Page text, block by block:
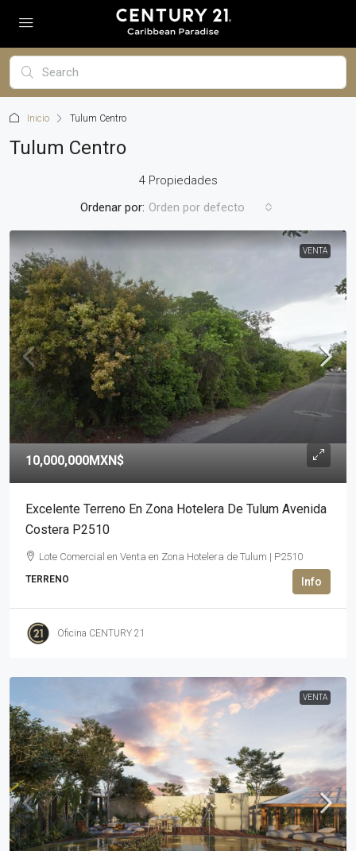
Inicio Tulum Centro
Tulum Centro
4 Propiedades
Ordenar por: Orden por defecto
VENTA
10,000,000MXN$
Excelente Terreno En Zona Hotelera De Tulum Avenida
Costera P2510
Lote Comercial en Venta en Zona Hotelera de Tulum | P2510
TERRENO
Oficina CENTURY 21
VENTA